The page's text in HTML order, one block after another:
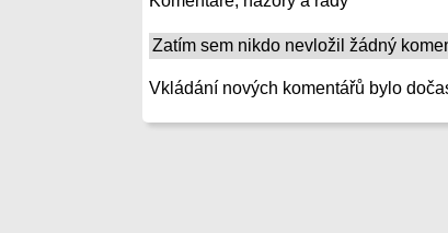
Zatím sem nikdo nevložil žádný
Vkládání nových komentářů bylo